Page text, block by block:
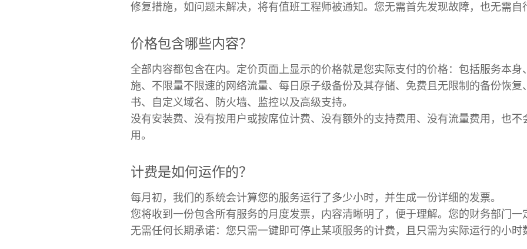
修复措施，如问题未解决，将有值班工程师被通知。您无需首先发现故障，也无需自
价格包含哪些内容？
全部内容都包含在内。定价页面上显示的价格就是您实际支付的价格：包括服务本身
施、不限量不限速的网络流量、每日原子级备份及其存储、免费且无限制的备份恢复
书、自定义域名、防火墙、监控以及高级支持。
没有安装费、没有按用户或按席位计费、没有额外的支持费用、没有流量费用，也
用。
计费是如何运作的？
每月初，我们的系统会计算您的服务运行了多少小时，并生成一份详细的发票。
您将收到一份包含所有服务的月度发票，内容清晰明了，便于理解。您的财务部门一
无需任何长期承诺：您只需一键即可停止某项服务的计费，且只需为实际运行的小时